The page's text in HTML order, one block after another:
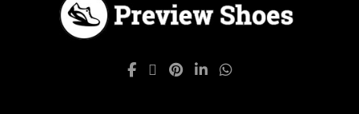
μπορούν
να
επιλεγούν